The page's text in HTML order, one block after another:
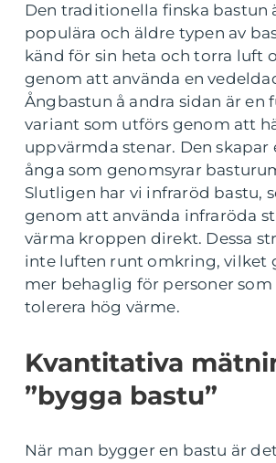
Den traditionella finska bastun
populära och äldre typen av
känd för sin heta och torra luft
genom att använda en
Ångbastun å andra sidan är en
variant som utförs genom att
uppvärmda stenar. Den skapar
ånga som genomsyrar
Slutligen har vi infraröd bastu,
genom att använda infraröda
värma kroppen direkt. Dessa
inte luften runt omkring, vilket
mer behaglig för personer som
tolerera hög värme.
Kvantitativa
”bygga bastu”
När man bygger en bastu är